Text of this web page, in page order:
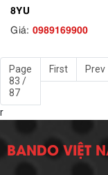
8YU
Giá: 0989169900
Page
83 /
87
First Prev
r
BANDO VIỆT